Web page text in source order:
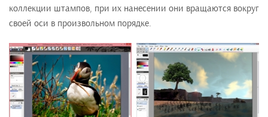
коллекции штампов, при их нанесении они вращаются вокруг
своей оси в произвольном порядке.